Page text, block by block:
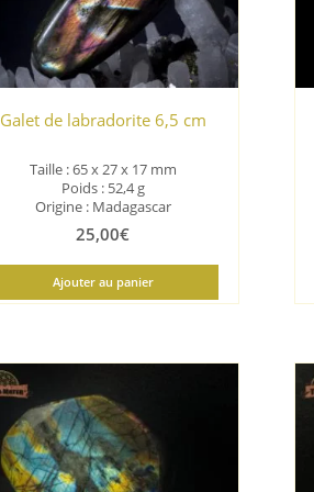
Galet de labradorite 6,5 cm
Taille :65 x 27 x 17 mm
Poids : 52,4g
Origine : Madagascar
25,00€
Ajouter au panier